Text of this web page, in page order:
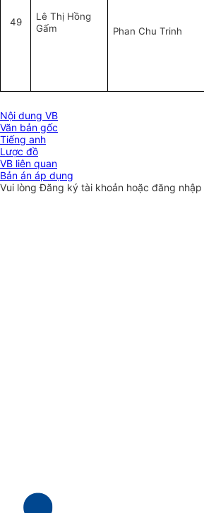
49
Lê Thị Hồng
Gấm
Phan Chu Trinh
Nội dung VB
Văn bản gốc
Tiếng anh
Lược đồ
VB liên quan
Bản án áp dụng
Vui lòngĐăng ký tài khoản hoặc đăng nhập